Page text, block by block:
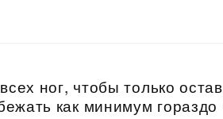
ног, чтобы только
как минимум